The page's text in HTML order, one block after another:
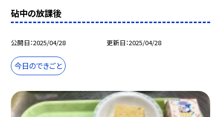
砧中の放課後
公開日 2025/04/28 更新日 2025/04/28
今日のできごと